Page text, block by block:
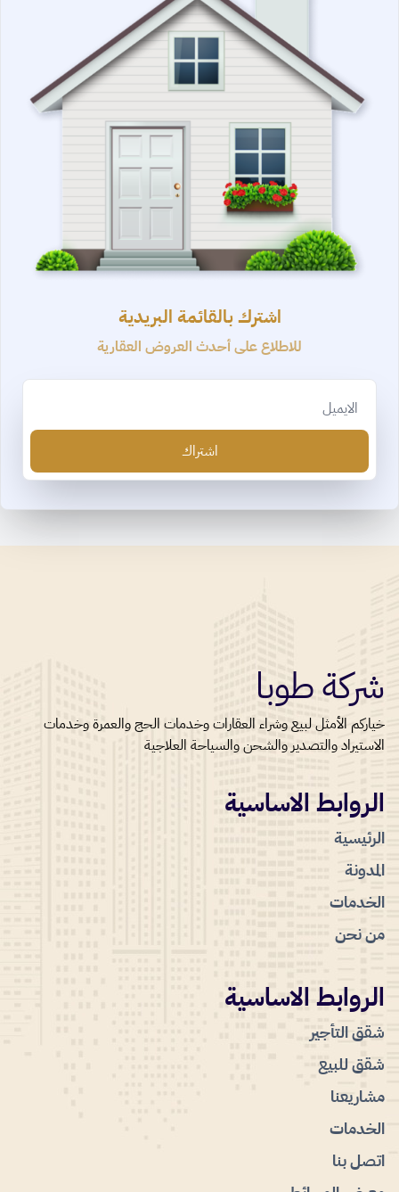
اشترك بالقائمة البريدية
للاطلاع على أحدث العروض العقارية
اشتراك
شركة طوبا
خياركم الأمثل لبيع وشراء العقارات وخدمات الحج والعمرة وخدمات
الاستيراد والتصدير والشحن والسياحة العلاجية
الروابط الاساسية
الرئيسية
المدونة
الخدمات
من نحن
الروابط الاساسية
شقق التأجير
شقق للبيع
مشاريعنا
الخدمات
اتصل بنا